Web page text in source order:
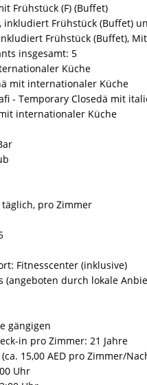
Frühstück (F) (Buffet)
inkludiert Frühstück (Buffet)
Frühstück (Buffet),
insgesamt: 5
Küche
mit internationaler Küche
- Temporary Closedä mit
internationaler Küche
täglich, pro Zimmer
Fitnesscenter (inklusive)
(angeboten durch lokale
gängigen
in pro Zimmer: 21 Jahre
15,00 AED pro Zimmer/
Uhr